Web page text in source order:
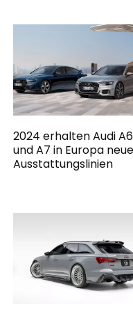
2024 erhalten Audi A6
und A7 in Europa neue
Ausstattungslinien